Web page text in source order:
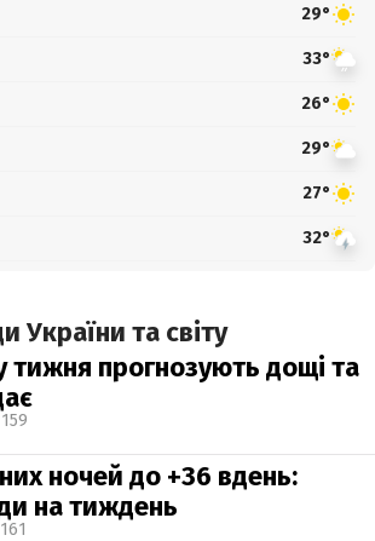
29°
33°
26°
29°
27°
32°
України та світу
тижня прогнозують дощі та
159
ночей до +36 вдень:
на тиждень